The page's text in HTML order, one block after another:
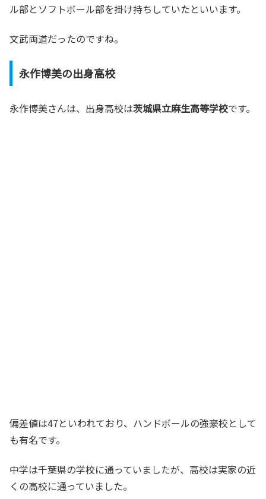
ル部とソフトボール部を掛け持ちしていたといいます。
文武両道だったのですね。
永作博美の出身高校
永作博美さんは、出身高校は茨城県立麻生高等学校です。
偏差値は47といわれており、ハンドボールの強豪校として
も有名です。
中学は千葉県の学校に通っていましたが、高校は実家の近
くの高校に通っていました。